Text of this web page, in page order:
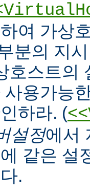
여 가상
분의 지
호스트의
사용가능
하라. (
설정에서
같은 설
.